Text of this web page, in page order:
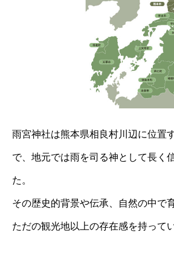
雨宮神社は熊本県相良村川辺に位置
で、地元では雨を司る神として長く
た。
その歴史的背景や伝承、自然の中で
ただの観光地以上の存在感を持って